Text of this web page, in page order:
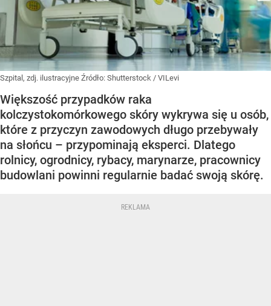
Szpital, zdj. ilustracyjne Źródło: Shutterstock / VILevi
Większość przypadków raka
kolczystokomórkowego skóry wykrywa się u osób,
które z przyczyn zawodowych długo przebywały
na słońcu – przypominają eksperci. Dlatego
rolnicy, ogrodnicy, rybacy, marynarze, pracownicy
budowlani powinni regularnie badać swoją skórę.